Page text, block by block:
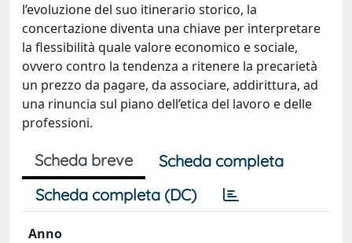
l’evoluzione del suo itinerario storico, la
concertazione diventa una chiave per interpretare
la flessibilità quale valore economico e sociale,
ovvero contro la tendenza a ritenere la precarietà
un prezzo da pagare, da associare, addirittura, ad
una rinuncia sul piano dell’etica del lavoro e delle
professioni.
Scheda breve
Scheda completa
Scheda completa (DC)
Anno